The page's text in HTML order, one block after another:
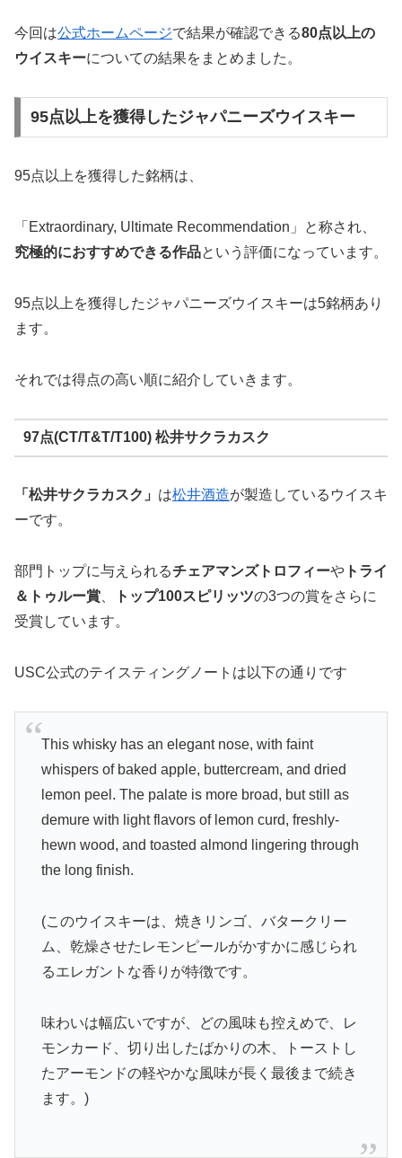
今回は公式ホームページで結果が確認できる80点以上の
ウイスキーについての結果をまとめました。
95点以上を獲得したジャパニーズウイスキー
95点以上を獲得した銘柄は、
「Extraordinary, Ultimate Recommendation」と称され、
究極的におすすめできる作品という評価になっています。
95点以上を獲得したジャパニーズウイスキーは5銘柄あり
ます。
それでは得点の高い順に紹介していきます。
97点(CT/T&T/T100) 松井サクラカスク
「松井サクラカスク」 は松井酒造が製造しているウイスキ
ーです。
部門トップに与えられるチェアマンズトロフィーや トライ
＆トゥルー賞
トップ100スピリッツの3つの賞をさらに
受賞しています。
USC公式のテイスティングノートは以下の通りです
This whisky has an elegant nose, with faint
whispers of baked apple, buttercream, and dried
lemon peel. The palate is more broad, but still as
demure with light flavors of lemon curd, freshly-
hewn wood, and toasted almond lingering through
the long finish.
(このウイスキーは、焼きリンゴ、バタークリー
ム、乾燥させたレモンピールがかすかに感じられ
るエレガントな香りが特徴です。
味わいは幅広いですが、どの風味も控えめで、レ
モンカード、切り出したばかりの木、トーストし
たアーモンドの軽やかな風味が長く最後まで続き
ます。)